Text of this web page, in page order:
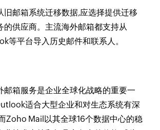
旧邮箱系统迁移数据,应选择提供迁移
的供应商。主流海外邮箱都支持从
等平台导入历史邮件和联系人。
邮箱服务是企业全球化战略的重要一
适合大型企业和对生态系统有深
Zoho Mail以其全球16个数据中心的稳